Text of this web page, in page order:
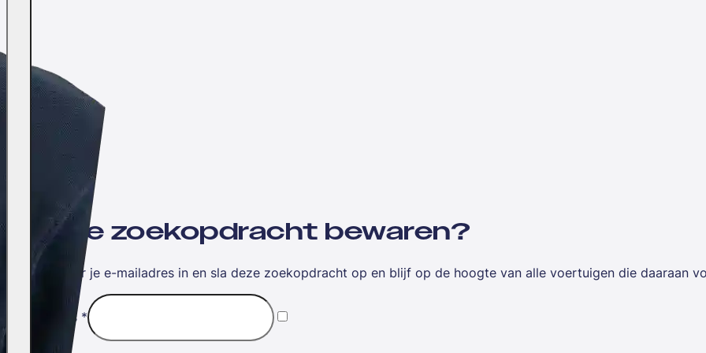
Wil jij je zoekopdracht bewaren?
Vul hieronder je e-mailadres in en sla deze zoekopdracht op en blijf op de hoogte van alle voertuigen die daaraan
E-mailadres *